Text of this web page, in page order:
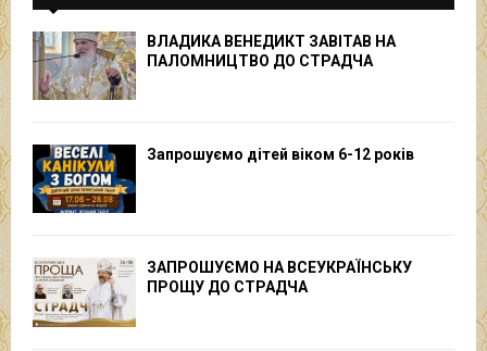
ВЛАДИКА ВЕНЕДИКТ ЗАВІТАВ НА
ПАЛОМНИЦТВО ДО СТРАДЧА
Запрошуємо дітей віком 6-12 років
ЗАПРОШУЄМО НА ВСЕУКРАЇНСЬКУ
ПРОЩУ ДО СТРАДЧА